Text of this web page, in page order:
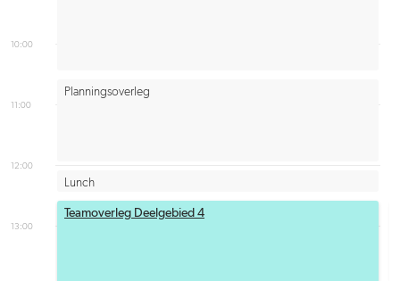
10:00
11:00
12:00
13:00
Teamoverleg Deelgebied 4
Lunch
Planningsoverleg